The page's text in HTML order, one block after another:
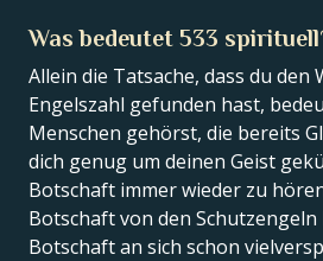
Was bedeutet 533
Allein die Tatsache, dass du den
Engelszahl gefunden hast,
Menschen gehörst, die bereits
dich genug um deinen Geist
Botschaft immer wieder zu
Botschaft von den Schutzengeln
Botschaft an sich schon